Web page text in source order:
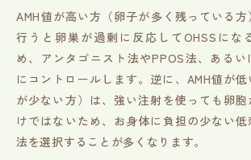
AMH値が高い方（卵子が多く残っている
行うと卵巣が過剰に反応してOHSSにな
め、アンタゴニスト法やPPOS法、ある
にコントロールします。逆に、AMH値が
が少ない方）は、強い注射を使っても卵
けではないため、お身体に負担の少ない
法を選択することが多くなります。